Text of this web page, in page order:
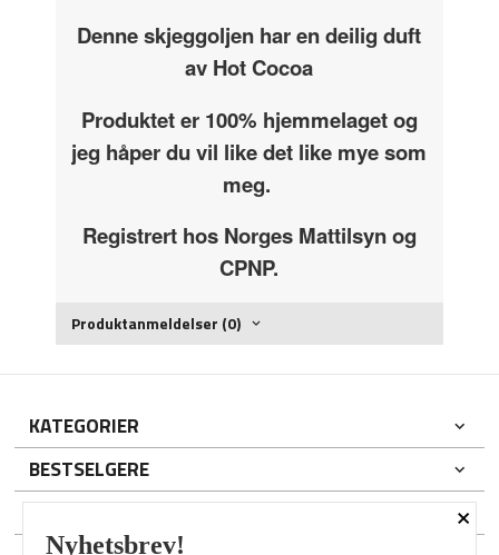
Denne skjeggoljen har en deilig duft
av Hot Cocoa
Produktet er 100% hjemmelaget og
jeg håper du vil like det like mye som
meg.
Registrert hos Norges Mattilsyn og
CPNP.
Produktanmeldelser (0)
KATEGORIER
BESTSELGERE
DIN KONTO
×
Nyhetsbrev!